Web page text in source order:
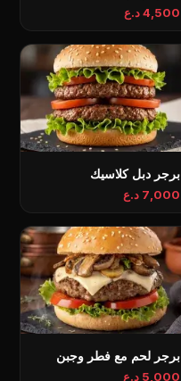
4,500 د.ع
برجر دبل كلاسيك
7,000 د.ع
برجر لحم مع فطر وجبن
5,000 د.ع